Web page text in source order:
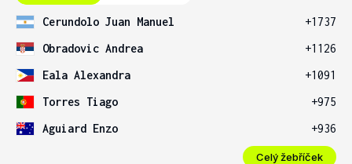
Cerundolo Juan Manuel
+1737
Obradovic Andrea
+1126
Eala Alexandra
+1091
Torres Tiago
+975
Aguiard Enzo
+936
Celý žebříček